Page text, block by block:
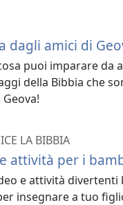
dagli amici di
puoi imparare da
della Bibbia che
LA BIBBIA
attività per i
e attività divertenti
insegnare a tuo